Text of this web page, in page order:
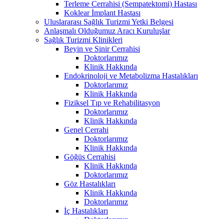
Terleme Cerrahisi (Sempatektomi) Hastası
Koklear İmplant Hastası
Uluslararası Sağlık Turizmi Yetki Belgesi
Anlaşmalı Olduğumuz Aracı Kuruluşlar
Sağlık Turizmi Klinikleri
Beyin ve Sinir Cerrahisi
Doktorlarımız
Klinik Hakkında
Endokrinoloji ve Metabolizma Hastalıkları
Doktorlarımız
Klinik Hakkında
Fiziksel Tıp ve Rehabilitasyon
Doktorlarımız
Klinik Hakkında
Genel Cerrahi
Doktorlarımız
Klinik Hakkında
Göğüs Cerrahisi
Klinik Hakkında
Doktorlarımız
Göz Hastalıkları
Klinik Hakkında
Doktorlarımız
İç Hastalıkları